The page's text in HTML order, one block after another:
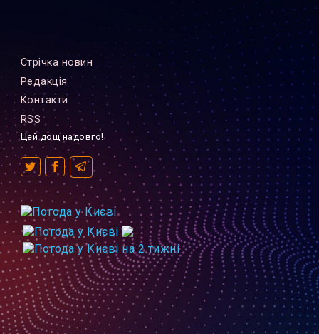
Стрiчка новин
Редакцiя
Контакти
RSS
Цей дощ надовго!